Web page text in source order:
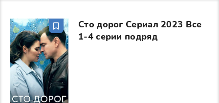
Сто дорог Сериал 2023 Все
1-4 серии подряд